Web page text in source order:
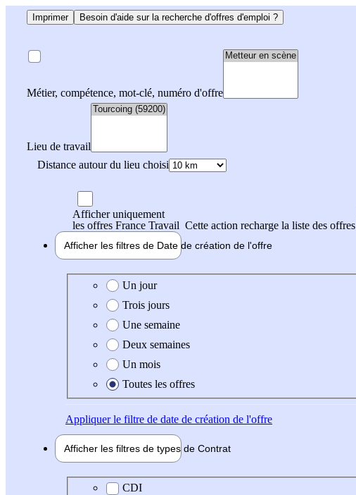
Imprimer Besoin d'aide sur la recherche d'offres d'emploi ?
Métier, compétence, mot-clé, numéro d'offre
Lieu de travail
Distance autour du lieu choisi
Afficher uniquement
les offres France Travail Cette action recharge la liste des offres
Afficher les filtres de Date de création de l'offre
Date de création de l'offre
Un jour
Trois jours
Une semaine
Deux semaines
Un mois
Toutes les offres
Appliquerle filtre de date de création de l'offre
Afficher les filtres de types de Contrat
Type de contrat
CDI